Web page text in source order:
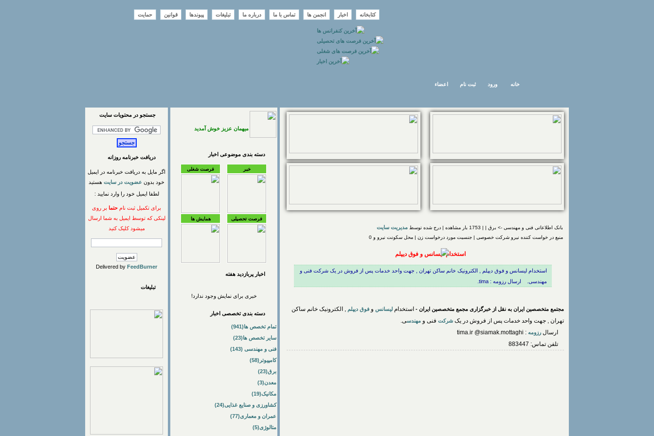
کتابخانه اخبار انجمن ها تماس با ما درباره ما تبلیغات پیوندها قوانین حمایت
اعضاء ثبت نام ورود خانه
بانک اطلاعاتی فنی و مهندسی -> برق | | 1753 بار مشاهده | درج شده توسط مدیریت سایت
منبع در خواست کننده نیرو شرکت خصوصی | جنسیت مورد درخواست زن | محل سکونت نیرو و 0
استخدام لیسانس و فوق دیپلم
استخدام لیسانس و فوق دیپلم , الکترونیک خانم ساکن تهران , جهت واحد خدمات پس از فروش در یک شرکت فنی و
مهندسی. ارسال رزومه : tima.
مجتمع متخصصین ایران به نقل از خبرگزاری مجمع متخصصین ایران - استخدام لیسانس و فوق دیپلم , الکترونیک خانم ساکن
تهران , جهت واحد خدمات پس از فروش در یک شرکت فنی و مهندسی.
ارسال رزومه : tima.ir @siamak.mottaghi
تلفن تماس: 883447
میهمان عزیز خوش آمدید
دسته بندی موضوعی اخبار
خبر فرصت شغلی
فرصت تحصیلی همایش ها
اخبار پربازديد هفته
خبری برای نمایش وجود ندارد!
دسته بندی تخصصی اخبار
تمام تخصص ها(941)
سایر تخصص ها(23)
فنی و مهندسی (143)
کامپیوتر(58)
برق(23)
معدن(3)
مکانیک(19)
کشاورزی و صنایع غذایی(24)
عمران و معماری(77)
متالوژی(5)
جستجو در محتويات سايت
دریافت خبرنامه روزانه
اگر مایل به دریافت خبرنامه در ایمیل
خود بدون عضویت در سایت هستید
لطفا ایمیل خود را وارد نمایید :
برای تکمیل ثبت نام حتما بر روی
لینکی که توسط ایمیل به شما ارسال
میشود کلیک کنید
Delivered by FeedBurner
تبلیغات